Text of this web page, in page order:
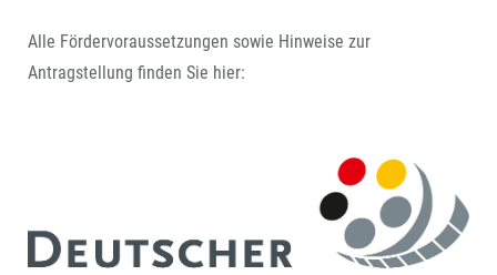
Alle Fördervoraussetzungen sowie Hinweise zur
Antragstellung finden Sie hier: